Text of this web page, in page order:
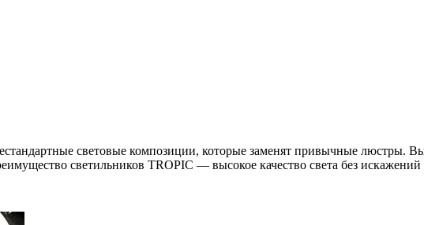
световые композиции, которые заменят привычные люстры.
светильников TROPIC — высокое качество света без